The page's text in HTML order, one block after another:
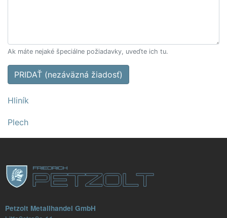
Ak máte nejaké špeciálne požiadavky, uveďte ich tu.
PRIDAŤ (nezáväzná žiadosť)
Hliník
Plech
Petzolt Metallhandel GmbH